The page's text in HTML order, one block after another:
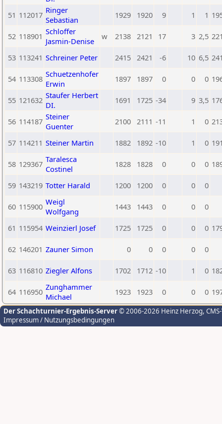
51 112017 Ringer
Sebastian
1929 1920 9 1 1
52 118901 Schloffer
Jasmin-Denise
w 2138 2121 17 3 2,5
53 113241 Schreiner Peter 2415 2421 -6 10 6,5
54 113308 Schuetzenhofer
Erwin
1897 1897 0 0 0
55 121632 Staufer Herbert
DI.
1691 1725 -34 9 3,5
56 114187 Steiner
Guenter
2100 2111 -11 1 0
57 114211 Steiner Martin 1882 1892 -10 1 0
58 129367 Taralesca
Costinel
1828 1828 0 0 0
59 143219 Totter Harald 1200 1200 0 0 0
60 115900 Weigl
Wolfgang
1443 1443 0 0 0
61 115954 Weinzierl Josef 1725 1725 0 0 0
62 146201 Zauner Simon 0 0 0 0 0
63 116810 Ziegler Alfons 1702 1712 -10 1 0
64 116950 Zunghammer
Michael
1923 1923 0 0 0
Der Schachturnier-Ergebnis-Server© 2006-2026 Heinz Herzog,
Impressum / Nutzungsbedingungen